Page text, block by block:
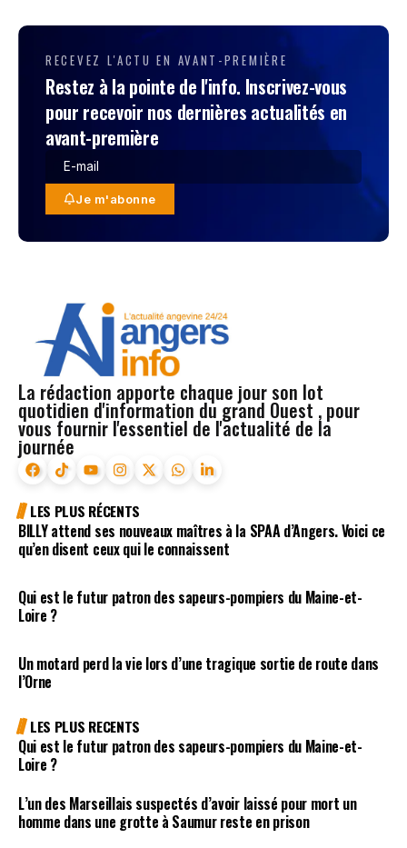
RECEVEZ L'ACTU EN AVANT-PREMIÈRE
Restez à la pointe de l'info. Inscrivez-vous
pour recevoir nos dernières actualités en
avant-première
Je m'abonne
La rédaction apporte chaque jour son lot
quotidien d'information du grand Ouest , pour
vous fournir l'essentiel de l'actualité de la
journée
LES PLUS RÉCENTS
BILLY attend ses nouveaux maîtres à la SPAA d’Angers. Voici ce
qu’en disent ceux qui le connaissent
Qui est le futur patron des sapeurs-pompiers du Maine-et-
Loire ?
Un motard perd la vie lors d’une tragique sortie de route dans
l’Orne
LES PLUS RECENTS
Qui est le futur patron des sapeurs-pompiers du Maine-et-
Loire ?
L’un des Marseillais suspectés d’avoir laissé pour mort un
homme dans une grotte à Saumur reste en prison